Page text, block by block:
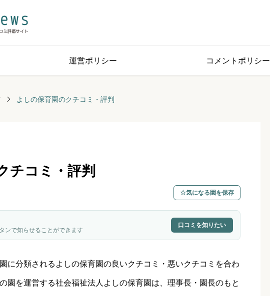
運営ポリシー コメントポリシー
よしの保育園のクチコミ・評判
チコミ・評判
気になる園を保存
ンで知らせることができます
口コミを知りたい
に分類されるよしの保育園の良いクチコミ・悪いクチコミを合わ
園を運営する社会福祉法人よしの保育園は、理事長・園長のもと